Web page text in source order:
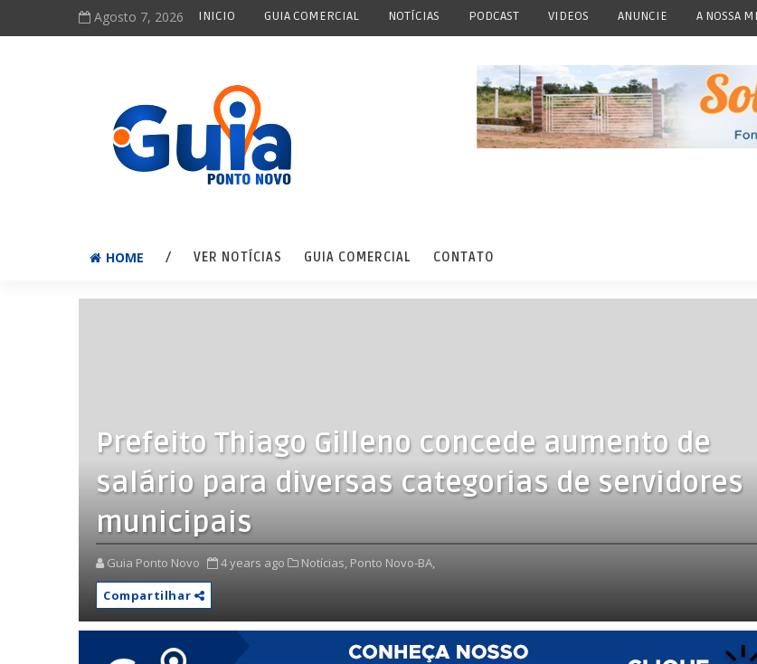
Agosto 7, 2026 INICIO GUIA COMERCIAL NOTÍCIAS PODCAST VIDEOS ANUNCIE A NOSSA
HOME / VER NOTÍCIAS GUIA COMERCIAL CONTATO
Prefeito Thiago Gilleno concede aumento de
salário para diversas categorias de servidores
municipais
Guia Ponto Novo 4 years ago Notícias, Ponto Novo-BA,
Compartilhar